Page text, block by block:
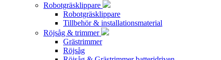
Robotgräsklippare
Robotgräsklippare
Tillbehör & installationsmaterial
Röjsåg & trimmer
Grästrimmer
Röjsåg